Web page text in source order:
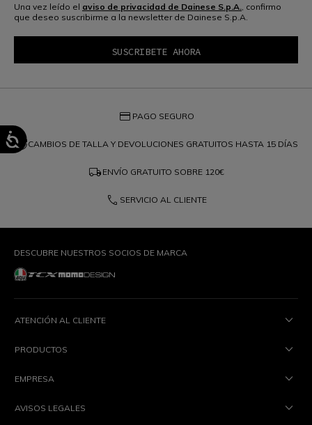
Una vez leído el aviso de privacidad de Dainese S.p.A.
, confirmo
que deseo suscribirme a la newsletter de Dainese S.p.A.
credit_card PAGO SEGURO
question_exchangeCAMBIOS DE TALLA Y DEVOLUCIONES GRATUITOS HASTA 15 DÍAS
local_shipping ENVÍO GRATUITO SOBRE 120€
phone SERVICIO AL CLIENTE
DESCUBRE NUESTROS SOCIOS DE MARCA
ATENCIÓN AL CLIENTE
PRODUCTOS
EMPRESA
AVISOS LEGALES